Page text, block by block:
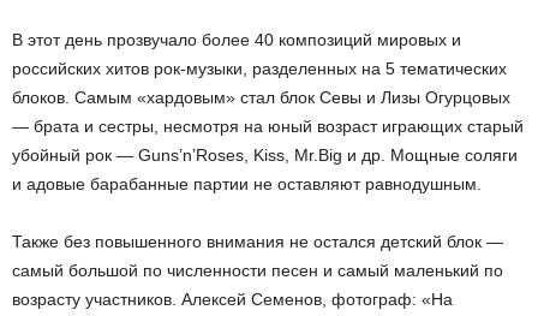
В этот день прозвучало более 40 композиций мировых и
российских хитов рок-музыки, разделенных на 5 тематических
блоков. Самым «хардовым» стал блок Севы и Лизы Огурцовых
— брата и сестры, несмотря на юный возраст играющих старый
убойный рок — Guns’n’Roses, Kiss, Mr.Big и др. Мощные соляги
и адовые барабанные партии не оставляют равнодушным.
Также без повышенного внимания не остался детский блок —
самый большой по численности песен и самый маленький по
возрасту участников. Алексей Семенов, фотограф: «На